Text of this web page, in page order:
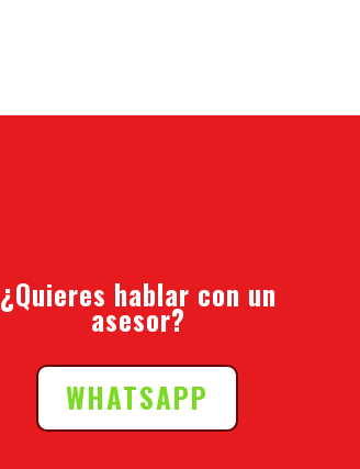
¿Quieres hablar con un
asesor?
WHATSAPP